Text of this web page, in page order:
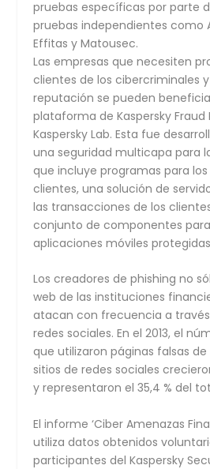
pruebas específicas por parte
pruebas independientes como
Effitas y Matousec.
Las empresas que necesiten
clientes de los cibercriminales
reputación se pueden
plataforma de Kaspersky Fraud
Kaspersky Lab. Esta fue
una seguridad multicapa para
que incluye programas para
clientes, una solución de
las transacciones de los
conjunto de componentes
aplicaciones móviles
Los creadores de phishing no
web de las instituciones
atacan con frecuencia a
redes sociales. En el 2013, el
que utilizaron páginas falsas
sitios de redes sociales
y representaron el 35,4 % del
El informe ‘Ciber Amenazas
utiliza datos obtenidos
participantes del Kaspersky